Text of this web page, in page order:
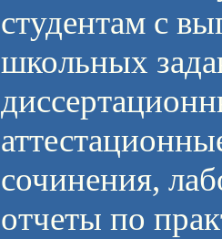
студентам с
школьных
сочинения,
отчеты по